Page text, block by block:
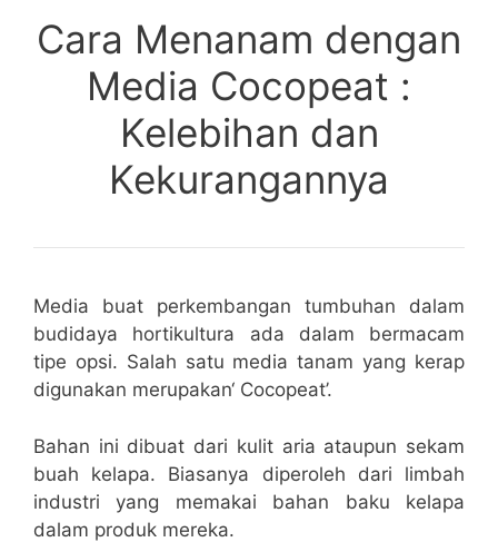
Cara Menanam dengan
Media Cocopeat :
Kelebihan dan
Kekurangannya
Media buat perkembangan tumbuhan dalam
budidaya hortikultura ada dalam bermacam
tipe opsi. Salah satu media tanam yang kerap
digunakan merupakan‘ Cocopeat’.
Bahan ini dibuat dari kulit aria ataupun sekam
buah kelapa. Biasanya diperoleh dari limbah
industri yang memakai bahan baku kelapa
dalam produk mereka.